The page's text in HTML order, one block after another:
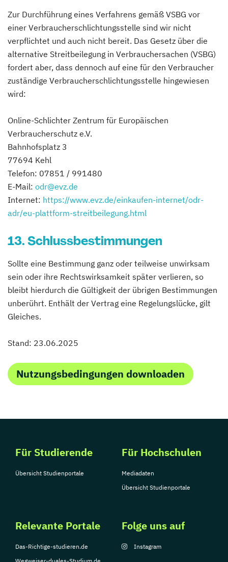
Zur Durchführung eines Verfahrens gemäß VSBG vor
einer Verbraucherschlichtungsstelle sind wir nicht
verpflichtet und auch nicht bereit. Das Gesetz über die
alternative Streitbeilegung in Verbrauchersachen (VSBG)
fordert aber, dass dennoch auf eine für den Verbraucher
zuständige Verbraucherschlichtungsstelle hingewiesen
wird:
Online-Schlichter Zentrum für Europäischen
Verbraucherschutz e.V.
Bahnhofsplatz 3
77694 Kehl
Telefon: 07851 / 991480
E-Mail: odr@evz.de
Internet: https://www.evz.de/einkaufen-internet/odr-
adr/eu-plattform-streitbeilegung.html
13. Schlussbestimmungen
Sollte eine Bestimmung ganz oder teilweise unwirksam
sein oder ihre Rechtswirksamkeit später verlieren, so
bleibt hierdurch die Gültigkeit der übrigen Bestimmungen
unberührt. Enthält der Vertrag eine Regelungslücke, gilt
Gleiches.
Stand: 23.06.2025
Nutzungsbedingungen downloaden
Für Studierende
Übersicht Studienportale
Für Hochschulen
Mediadaten
Übersicht Studienportale
Relevante Portale
Das-Richtige-studieren.de
Folge uns auf
Instagram